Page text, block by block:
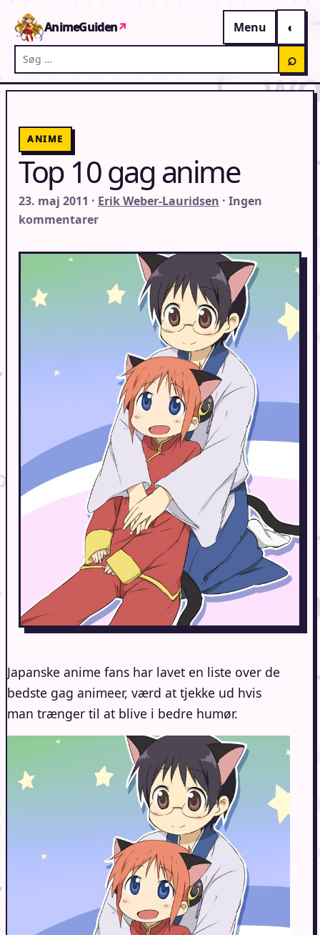
AnimeGuiden↗
Menu
Søg på AnimeGuiden
⌕
ANIME
Top 10 gag anime
23. maj 2011 · Erik Weber-Lauridsen · Ingen
kommentarer
Japanske anime fans har lavet en liste over de
bedste gag animeer, værd at tjekke ud hvis
man trænger til at blive i bedre humør.